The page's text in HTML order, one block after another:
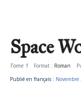
Space
Tome 1 Format : Roman
Publié en français : Novembre